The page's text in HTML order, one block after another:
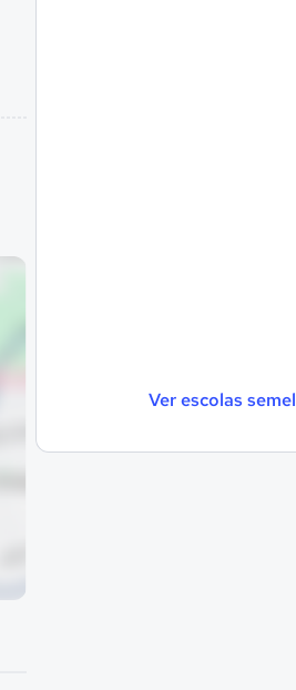
Ver escolas